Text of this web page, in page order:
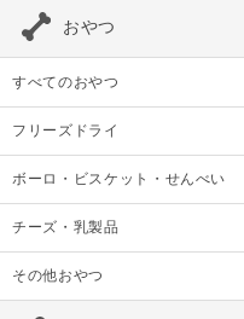
おやつ
すべてのおやつ
フリーズドライ
ボーロ・ビスケット・せんべい
チーズ・乳製品
その他おやつ